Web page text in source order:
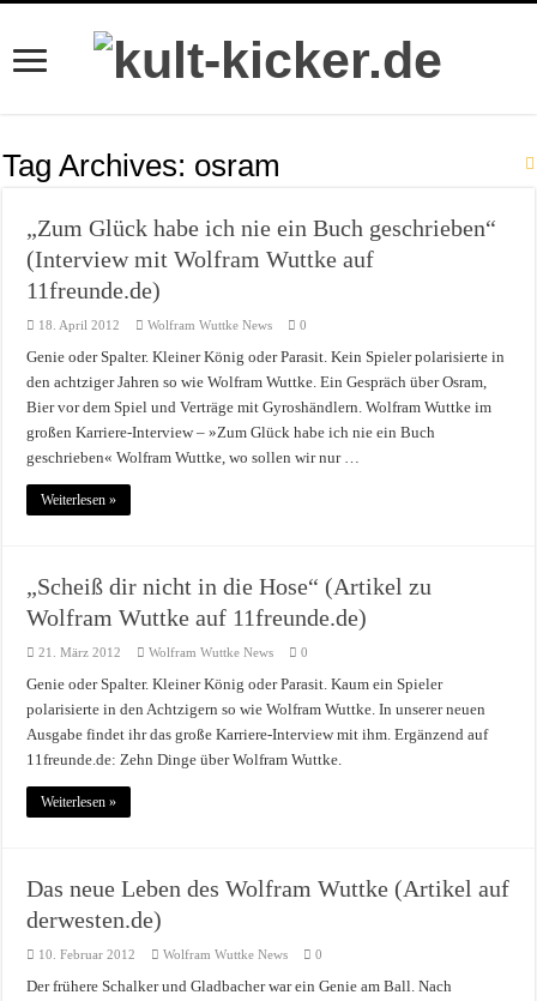
Tag Archives: osram
„Zum Glück habe ich nie ein Buch geschrieben“
(Interview mit Wolfram Wuttke auf
11freunde.de)
18. April 2012 Wolfram Wuttke News 0
Genie oder Spalter. Kleiner König oder Parasit. Kein Spieler polarisierte in
den achtziger Jahren so wie Wolfram Wuttke. Ein Gespräch über Osram,
Bier vor dem Spiel und Verträge mit Gyroshändlern. Wolfram Wuttke im
großen Karriere-Interview – »Zum Glück habe ich nie ein Buch
geschrieben« Wolfram Wuttke, wo sollen wir nur …
Weiterlesen »
„Scheiß dir nicht in die Hose“ (Artikel zu
Wolfram Wuttke auf 11freunde.de)
21. März 2012 Wolfram Wuttke News 0
Genie oder Spalter. Kleiner König oder Parasit. Kaum ein Spieler
polarisierte in den Achtzigern so wie Wolfram Wuttke. In unserer neuen
Ausgabe findet ihr das große Karriere-Interview mit ihm. Ergänzend auf
11freunde.de: Zehn Dinge über Wolfram Wuttke.
Weiterlesen »
Das neue Leben des Wolfram Wuttke (Artikel auf
derwesten.de)
10. Februar 2012 Wolfram Wuttke News 0
Der frühere Schalker und Gladbacher war ein Genie am Ball. Nach